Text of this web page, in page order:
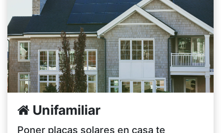
Unifamiliar
Poner placas solares en casa te